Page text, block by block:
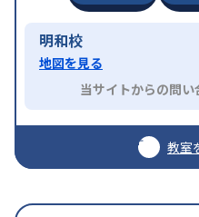
明和校
地図を見る
当サイトからの問
教室